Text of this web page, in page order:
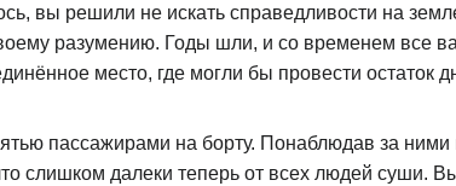
вы решили не искать справедливости на
разумению. Годы шли, и со временем все
место, где могли бы провести остаток
пассажирами на борту. Понаблюдав за ними
слишком далеки теперь от всех людей суши.